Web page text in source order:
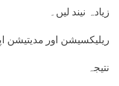
زیادہ نیند لیں۔
ریلیکسیشن اور مدیتیشن
نتیجہ